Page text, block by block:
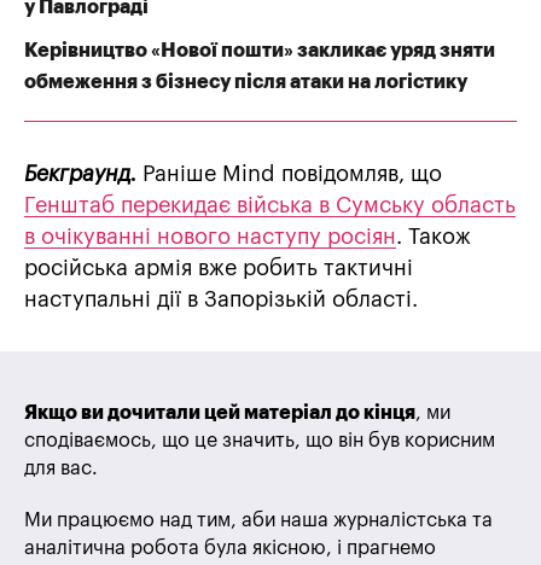
у Павлограді
Керівництво «Нової пошти» закликає уряд зняти
обмеження з бізнесу після атаки на логістику
Бекграунд. Раніше Mind повідомляв, що
Генштаб перекидає війська в Сумську область
в очікуванні нового наступу росіян. Також
російська армія вже робить тактичні
наступальні дії в Запорізькій області.
Якщо ви дочитали цей матеріал до кінця, ми
сподіваємось, що це значить, що він був корисним
для вас.
Ми працюємо над тим, аби наша журналістська та
аналітична робота була якісною, і прагнемо